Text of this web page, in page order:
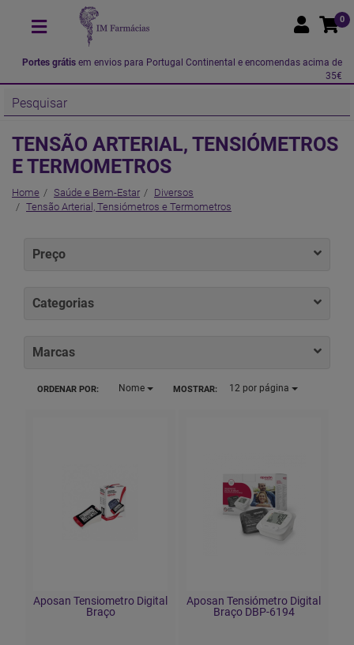
0
Portes grátis em envios para Portugal Continental e encomendas acima de
35€
TENSÃO ARTERIAL, TENSIÓMETROS
E TERMOMETROS
Home Saúde e Bem-Estar
Diversos
Tensão Arterial, Tensiómetros e Termometros
Preço
Categorias
Marcas
ORDENAR POR: Nome MOSTRAR: 12por página
Aposan Tensiometro Digital
Braço
Aposan Tensiómetro Digital
Braço DBP-6194